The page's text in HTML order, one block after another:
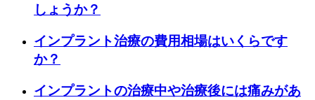
しょうか？
インプラント治療の費用相場はいくらです
か？
インプラントの治療中や治療後には痛みがあ